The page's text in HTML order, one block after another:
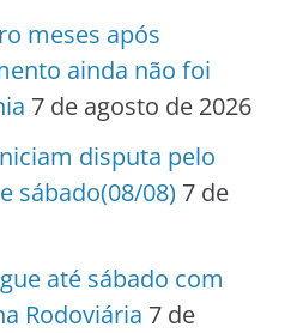
meses após
ainda não foi
7 de agosto de 2026
disputa pelo
sábado(08/08) 7 de
até sábado com
Rodoviária 7 de